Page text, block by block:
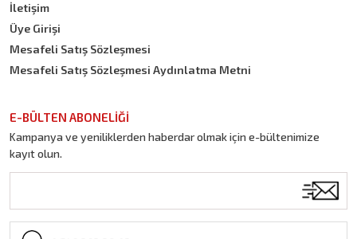
İletişim
Üye Girişi
Mesafeli Satış Sözleşmesi
Mesafeli Satış Sözleşmesi Aydınlatma Metni
E-BÜLTEN ABONELİĞİ
Kampanya ve yeniliklerden haberdar olmak için e-bültenimize
kayıt olun.